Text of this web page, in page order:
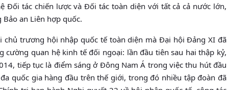
Đối tác chiến lược và Đối tác toàn diện với tất cả cả nước lớn,
an Liên hợp quốc.
trương hội nhập quốc tế toàn diện mà Đại hội Đảng XI đã
cường quan hệ kinh tế đối ngoại: lần đầu tiên sau hai thập kỷ,
tiếp tục là điểm sáng ở Đông Nam Á trong việc thu hút đầu
quốc gia hàng đầu trên thế giới, trong đó nhiều tập đoàn đã